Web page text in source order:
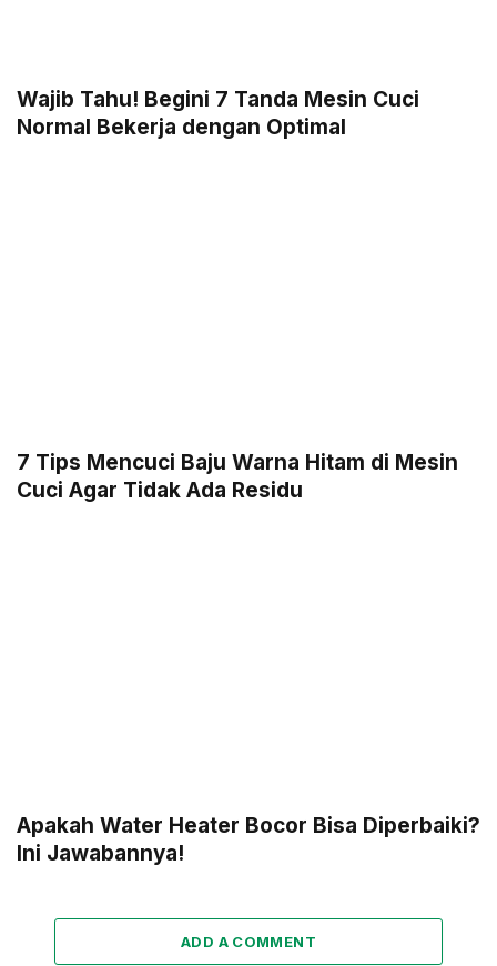
Wajib Tahu! Begini 7 Tanda Mesin Cuci
Normal Bekerja dengan Optimal
7 Tips Mencuci Baju Warna Hitam di Mesin
Cuci Agar Tidak Ada Residu
Apakah Water Heater Bocor Bisa Diperbaiki?
Ini Jawabannya!
ADD A COMMENT